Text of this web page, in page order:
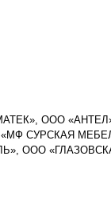
ООО
СУРСКАЯ
ООО